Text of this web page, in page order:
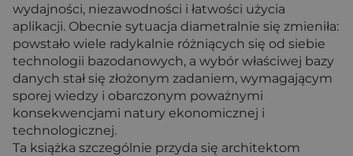
wydajności, niezawodności i łatwości użycia
aplikacji. Obecnie sytuacja diametralnie się zmieniła:
powstało wiele radykalnie różniących się od siebie
technologii bazodanowych, a wybór właściwej bazy
danych stał się złożonym zadaniem, wymagającym
sporej wiedzy i obarczonym poważnymi
konsekwencjami natury ekonomicznej i
technologicznej.
Ta książka szczególnie przyda się architektom